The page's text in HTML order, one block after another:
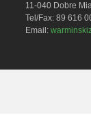
11-040 Dobre
Tel/Fax: 89 616
Email: